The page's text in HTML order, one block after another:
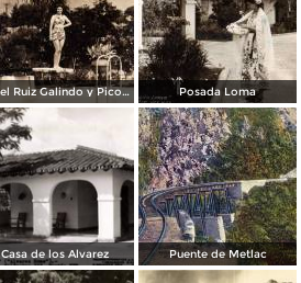
Hotel Ruiz Galindo y Pico de Orizaba Posada Loma
Casa de los Alvarez Puente de Metlac